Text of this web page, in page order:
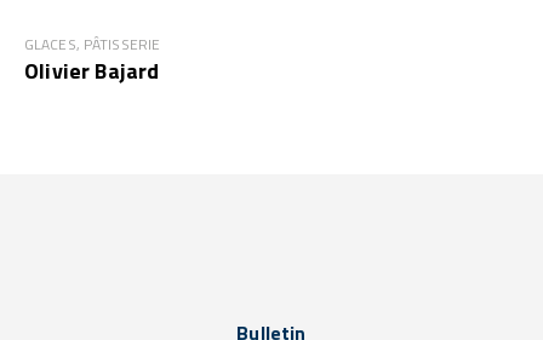
GLACES, PÂTISSERIE
Olivier Bajard
Bulletin